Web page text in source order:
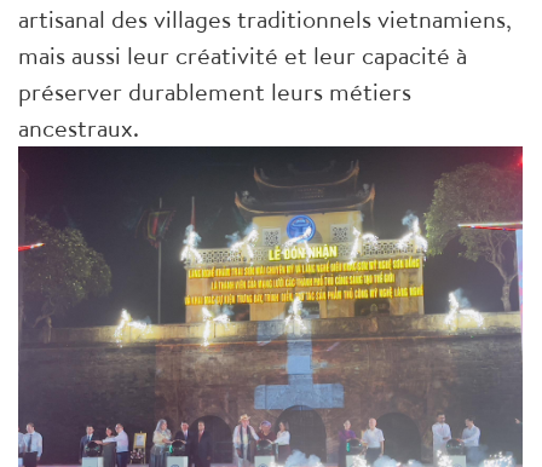
artisanal des villages traditionnels vietnamiens,
mais aussi leur créativité et leur capacité à
préserver durablement leurs métiers
ancestraux.